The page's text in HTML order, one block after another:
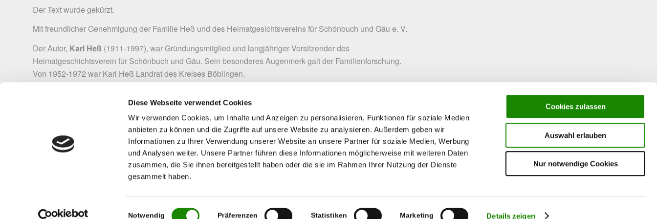
Diese Webseite verwendet Cookies
Wir verwenden Cookies, um Inhalte und Anzeigen zu personalisieren, Funktionen für soziale Medien
anbieten zu können und die Zugriffe auf unsere Website zu analysieren. Außerdem geben wir
Informationen zu Ihrer Verwendung unserer Website an unsere Partner für soziale Medien, Werbung
und Analysen weiter. Unsere Partner führen diese Informationen möglicherweise mit weiteren Daten
zusammen, die Sie ihnen bereitgestellt haben oder die sie im Rahmen Ihrer Nutzung der Dienste
gesammelt haben.
Einwilligungsauswahl
Notwendig Präferenzen Statistiken Marketing Details zeigen
Cookies zulassen
Auswahl erlauben
Nur notwendige Cookies
Der Text wurde gekürzt.
Mit freundlicher Genehmigung der Familie Heß und des Heimatgesichtsvereins für Schönbuch und Gäu e. V.
Der Autor, Karl Heß (1911-1997), war Gründungsmitglied und langjähriger Vorsitzender des
Heimatgeschichtsverein für Schönbuch und Gäu. Sein besonderes Augenmerk galt der Familienforschung.
Von 1952-1972 war Karl Heß Landrat des Kreises Böblingen.
Tatort Böblingen  anno dazumal. Aus der Böblinger Kriminalgeschichte. Ameles Verlag,
Der Galgenberg in Böblingen. Eine Richtstätte des Mittelalters.In: Aus Schönbuch und Gäu.
Beilage des Böblinger Boten,11+12/1969
Dr. Walter Steinle:
Vom Raubmord des Jacob Völkle und seiner Hinrichtung in Böblingen.In:Aus
Schönbuch und Gäu. Beilage des Böblinger Boten, 3+4/1984